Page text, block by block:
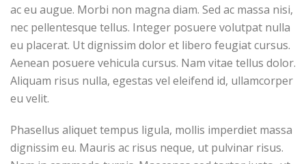
ac eu augue. Morbi non magna diam. Sed ac massa nisi,
nec pellentesque tellus. Integer posuere volutpat nulla
eu placerat. Ut dignissim dolor et libero feugiat cursus.
Aenean posuere vehicula cursus. Nam vitae tellus dolor.
Aliquam risus nulla, egestas vel eleifend id, ullamcorper
eu velit.
Phasellus aliquet tempus ligula, mollis imperdiet massa
dignissim eu. Mauris ac risus neque, ut pulvinar risus.